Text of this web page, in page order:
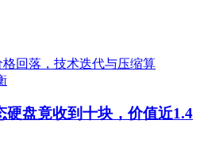
硬盘竟收到十块，价值近1.4